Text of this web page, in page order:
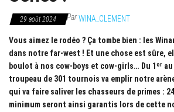
29 août 2024 ParWINA_CLEMENT
Vous aimez le rodéo ? Ça tombe bien : les
dans notre far-west ! Et une chose est sûre,
boulot à nos cow-boys et cow-girls… Du 1ᵉʳ
troupeau de 301 tournois va emplir notre
qui va faire saliver les chasseurs de primes :
minimum seront ainsi garantis lors de cette